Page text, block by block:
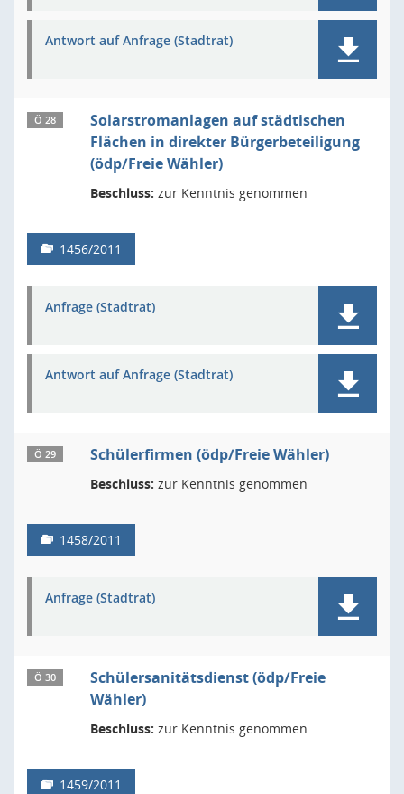
Antwort auf Anfrage (Stadtrat)
Ö 28
Solarstromanlagen auf städtischen
Flächen in direkter Bürgerbeteiligung
(ödp/Freie Wähler)
Beschluss: zur Kenntnis genommen
1456/2011
Anfrage (Stadtrat)
Antwort auf Anfrage (Stadtrat)
Ö 29 Schülerfirmen (ödp/Freie Wähler)
Beschluss: zur Kenntnis genommen
1458/2011
Anfrage (Stadtrat)
Ö 30
Schülersanitätsdienst (ödp/Freie
Wähler)
Beschluss: zur Kenntnis genommen
1459/2011